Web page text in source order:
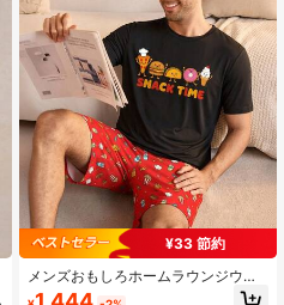
¥33 節約
メンズおもしろホームラウンジウェ
アセット - ブラックスナック漫画プ